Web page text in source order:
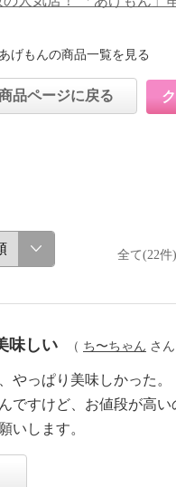
あげもんの商品一覧を見る
品ページに戻る
全て(22件)
味しい （ ち〜ちゃん さ
やっぱり美味しかった。
ですけど、お値段が高い
いします。